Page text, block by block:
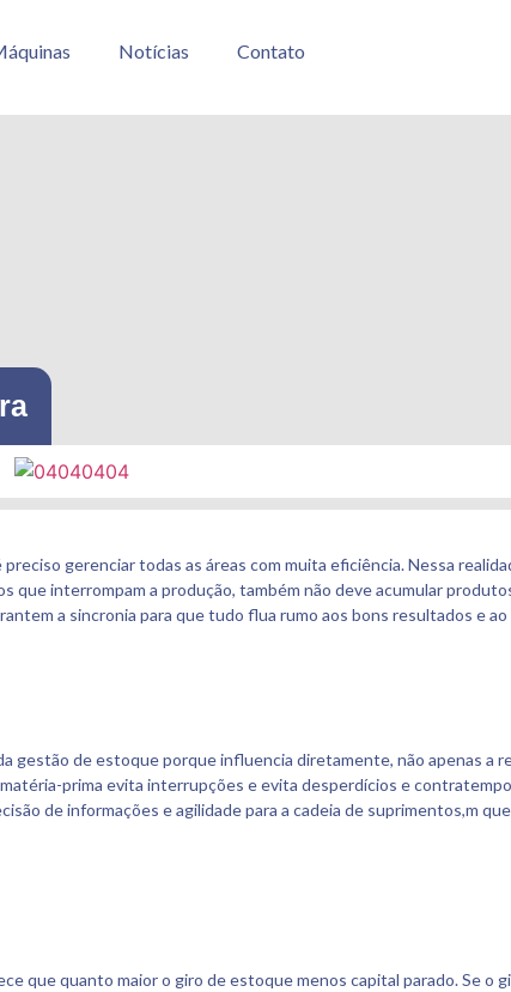
Notícias Contato
gerenciar todas as áreas com muita eficiência. Nessa
que interrompam a produção, também não deve acumular
a sincronia para que tudo flua rumo aos bons resultados e
gestão de estoque porque influencia diretamente, não apenas a
prima evita interrupções e evita desperdícios e
de informações e agilidade para a cadeia de suprimentos,m
que quanto maior o giro de estoque menos capital parado. Se o